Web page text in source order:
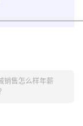
销售怎么样年薪